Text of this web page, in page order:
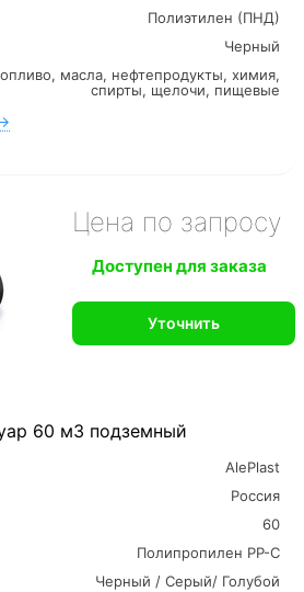
Полиэтилен (ПНД)
Черный
масла, нефтепродукты, химия,
спирты, щелочи, пищевые
60 м3 подземный
AlePlast
Россия
60
Полипропилен PP-C
Черный / Серый/ Голубой
Цена по запросу
Доступен для заказа
Уточнить